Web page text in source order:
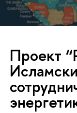
Проект